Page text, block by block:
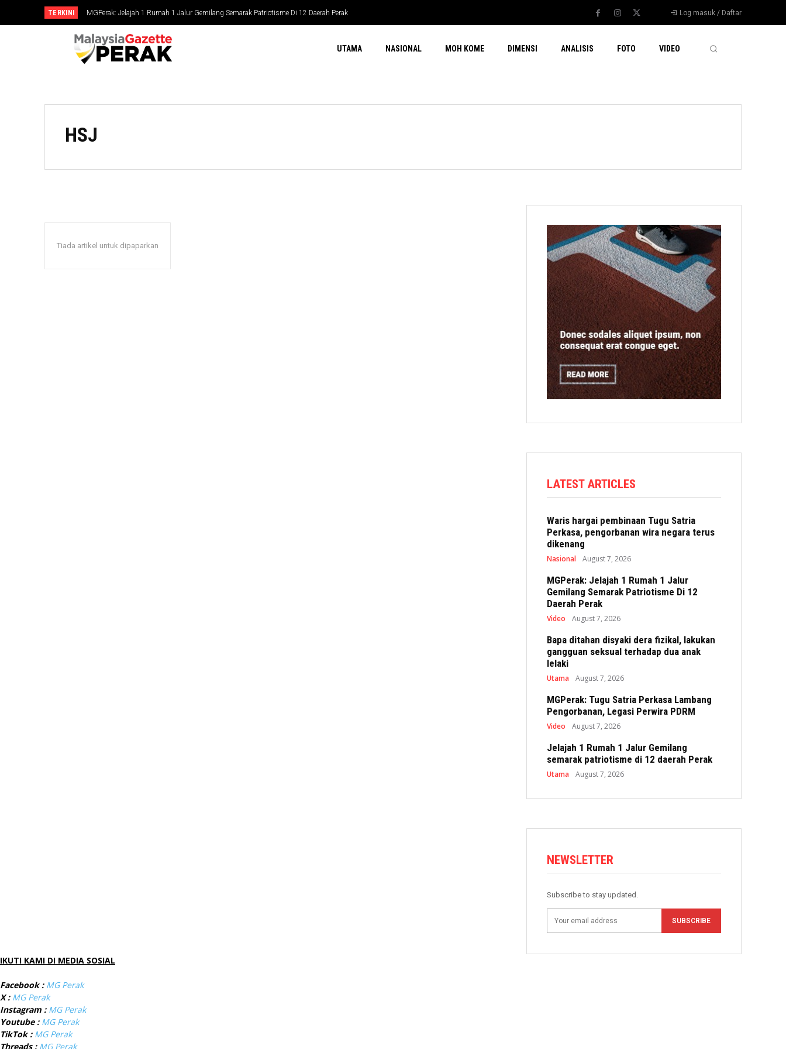
TERKINI MGPerak: Jelajah 1 Rumah 1 Jalur Gemilang Semarak Patriotisme Di 12 Daerah Perak Log masuk / Daftar
UTAMA NASIONAL MOH KOME DIMENSI ANALISIS FOTO VIDEO
HSJ
Tiada artikel untuk dipaparkan
LATEST ARTICLES
Waris hargai pembinaan Tugu Satria
Perkasa, pengorbanan wira negara terus
dikenang
Nasional August 7, 2026
MGPerak: Jelajah 1 Rumah 1 Jalur
Gemilang Semarak Patriotisme Di 12
Daerah Perak
Video August 7, 2026
Bapa ditahan disyaki dera fizikal, lakukan
gangguan seksual terhadap dua anak
lelaki
Utama August 7, 2026
MGPerak: Tugu Satria Perkasa Lambang
Pengorbanan, Legasi Perwira PDRM
Video August 7, 2026
Jelajah 1 Rumah 1 Jalur Gemilang
semarak patriotisme di 12 daerah Perak
Utama August 7, 2026
NEWSLETTER
Subscribe to stay updated.
SUBSCRIBE
IKUTI KAMI DI MEDIA SOSIAL
Facebook : MG Perak
X : MG Perak
Instagram : MG Perak
Youtube : MG Perak
TikTok : MG Perak
Threads : MG Perak